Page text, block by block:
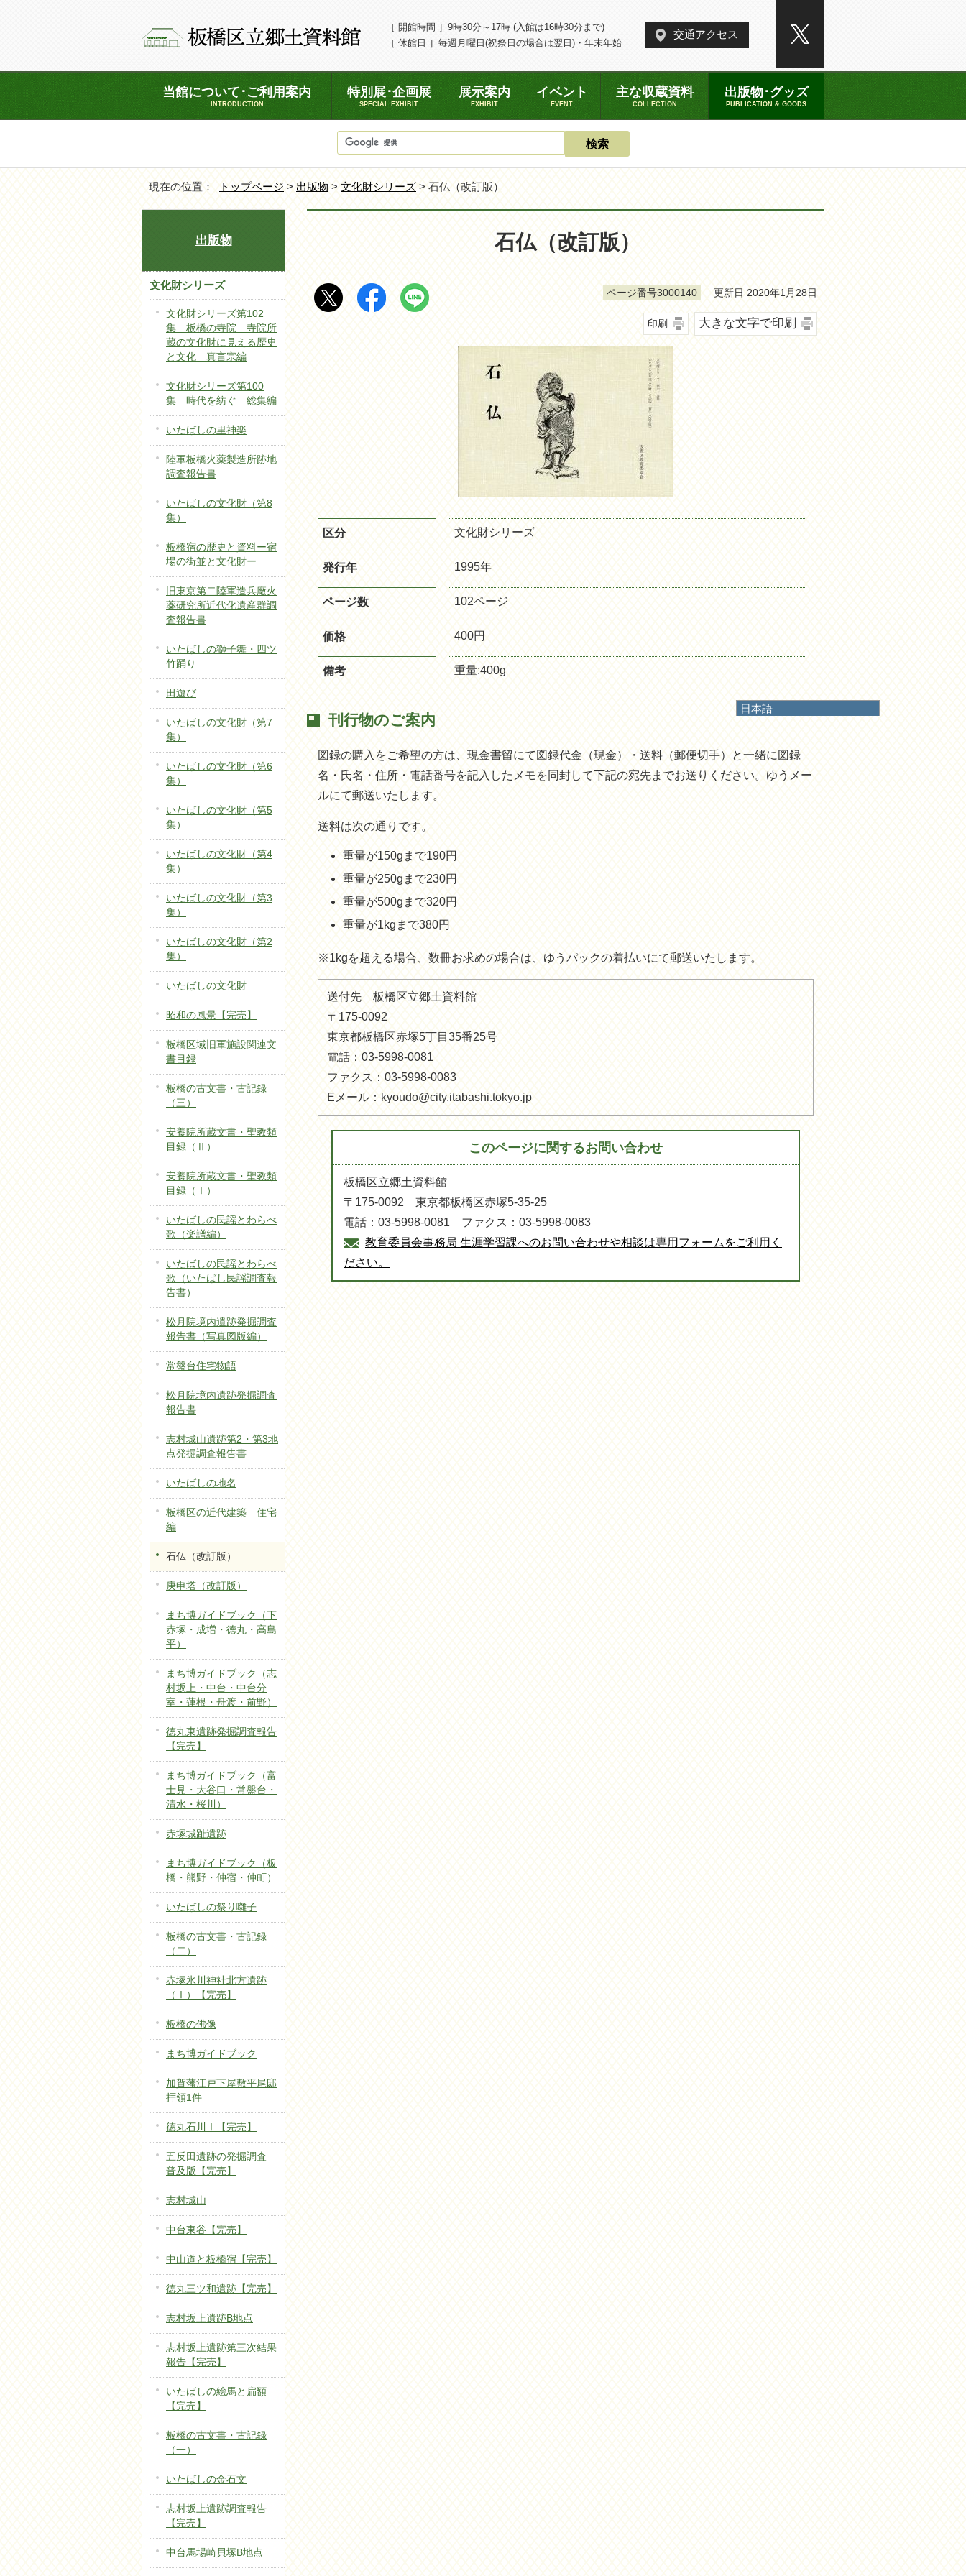
［ 開館時間 ］9時30分～17時 (入館は16時30分まで)
［ 休館日 ］毎週月曜日(祝祭日の場合は翌日)・年末年始
交通アクセス
日本語
한국어
简体中文
当館について･ご利用案内
INTRODUCTION
特別展･企画展
SPECIAL EXHIBIT
展示案内
EXHIBIT
イベント
EVENT
主な収蔵資料
COLLECTION
出版物･グッズ
PUBLICATION & GOODS
現在の位置： トップページ > 出版物 > 文化財シリーズ> 石仏（改訂版）
石仏（改訂版）
ページ番号3000140 更新日 2020年1月28日
印刷 大きな文字で印刷
区分 文化財シリーズ
発行年 1995年
ページ数 102ページ
価格 400円
備考 重量:400g
刊行物のご案内
図録の購入をご希望の方は、現金書留にて図録代金（現金）・送料（郵便切手）と一緒に図録
名・氏名・住所・電話番号を記入したメモを同封して下記の宛先までお送りください。ゆうメー
ルにて郵送いたします。
送料は次の通りです。
重量が150gまで190円
重量が250gまで230円
重量が500gまで320円
重量が1kgまで380円
※1kgを超える場合、数冊お求めの場合は、ゆうパックの着払いにて郵送いたします。
送付先 板橋区立郷土資料館
〒175-0092
東京都板橋区赤塚5丁目35番25号
電話：03-5998-0081
ファクス：03-5998-0083
Eメール：kyoudo@city.itabashi.tokyo.jp
このページに関するお問い合わせ
板橋区立郷土資料館
〒175-0092 東京都板橋区赤塚5-35-25
電話：03-5998-0081 ファクス：03-5998-0083
教育委員会事務局 生涯学習課へのお問い合わせや相談は専用フォームをご利用く
ださい。
出版物
文化財シリーズ
文化財シリーズ第102
集 板橋の寺院 寺院所
蔵の文化財に見える歴史
と文化 真言宗編
文化財シリーズ第100
集 時代を紡ぐ 総集編
いたばしの里神楽
陸軍板橋火薬製造所跡地
調査報告書
いたばしの文化財（第8
集）
板橋宿の歴史と資料ー宿
場の街並と文化財ー
旧東京第二陸軍造兵廠火
薬研究所近代化遺産群調
査報告書
いたばしの獅子舞・四ツ
竹踊り
田遊び
いたばしの文化財（第7
集）
いたばしの文化財（第6
集）
いたばしの文化財（第5
集）
いたばしの文化財（第4
集）
いたばしの文化財（第3
集）
いたばしの文化財（第2
集）
いたばしの文化財
昭和の風景【完売】
板橋区域旧軍施設関連文
書目録
板橋の古文書・古記録
（三）
安養院所蔵文書・聖教類
目録（Ⅱ）
安養院所蔵文書・聖教類
目録（Ⅰ）
いたばしの民謡とわらべ
歌（楽譜編）
いたばしの民謡とわらべ
歌（いたばし民謡調査報
告書）
松月院境内遺跡発掘調査
報告書（写真図版編）
常盤台住宅物語
松月院境内遺跡発掘調査
報告書
志村城山遺跡第2・第3地
点発掘調査報告書
いたばしの地名
板橋区の近代建築 住宅
編
石仏（改訂版）
庚申塔（改訂版）
まち博ガイドブック（下
赤塚・成増・徳丸・高島
平）
まち博ガイドブック（志
村坂上・中台・中台分
室・蓮根・舟渡・前野）
徳丸東遺跡発掘調査報告
【完売】
まち博ガイドブック（富
士見・大谷口・常盤台・
清水・桜川）
赤塚城趾遺跡
まち博ガイドブック（板
橋・熊野・仲宿・仲町）
いたばしの祭り囃子
板橋の古文書・古記録
（二）
赤塚氷川神社北方遺跡
（Ⅰ）【完売】
板橋の佛像
まち博ガイドブック
加賀藩江戸下屋敷平尾邸
拝領1件
徳丸石川Ⅰ【完売】
五反田遺跡の発掘調査
普及版【完売】
志村城山
中台東谷【完売】
中山道と板橋宿【完売】
徳丸三ツ和遺跡【完売】
志村坂上遺跡B地点
志村坂上遺跡第三次結果
報告【完売】
いたばしの絵馬と扁額
【完売】
板橋の古文書・古記録
（一）
いたばしの金石文
志村坂上遺跡調査報告
【完売】
中台馬場崎貝塚B地点